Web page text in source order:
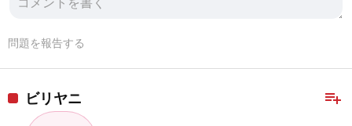
問題を報告する
playlist_add
ビリヤニ